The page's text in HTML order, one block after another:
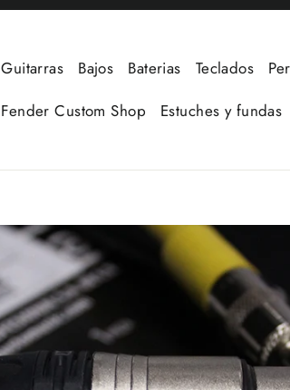
Guitarras Bajos Baterias Teclados
Fender Custom Shop
Estuches y fundas